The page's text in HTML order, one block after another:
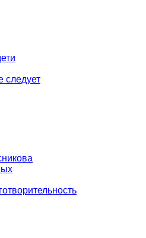
следует